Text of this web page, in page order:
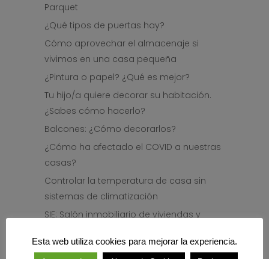
Parquet
¿Qué tipos de puertas hay?
Cómo aprovechar el almacenaje si
vivimos en una casa pequeña
¿Pintura o papel? ¿Qué es mejor?
Tu hijo/a quiere decorar su habitación.
¿Sabes cómo hacerlo?
Balcones: ¿Cómo decorarlos?
¿Cómo ha afectado el COVID a nuestras
casas?
Controlar la temperatura de casa sin
sistemas de climatización
SIE: Salón inmobiliario de viviendas y
Cocina: ¿Cómo distribuirla?
Esta web utiliza cookies para mejorar la experiencia.